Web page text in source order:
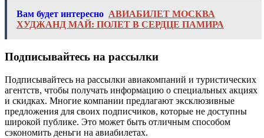
Вам будет интересно АВИАБИЛЕТ МОСКВА
ХУДЖАНД МАЙ: ПОЛЕТ В СЕРДЦЕ ПАМИРА
Подписывайтесь на рассылки
Подписывайтесь на рассылки авиакомпаний и туристических
агентств, чтобы получать информацию о специальных акциях
и скидках. Многие компании предлагают эксклюзивные
предложения для своих подписчиков, которые не доступны
широкой публике. Это может быть отличным способом
сэкономить деньги на авиабилетах.